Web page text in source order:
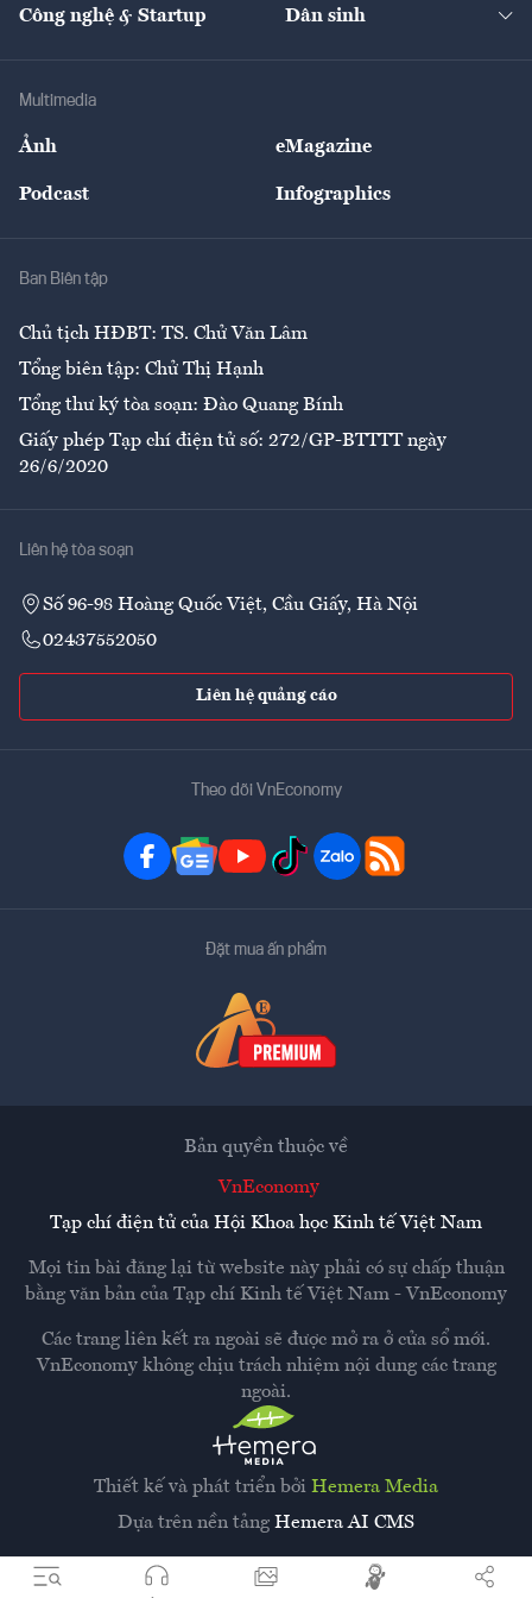
Tư vấn Nông sản
Giải trí
Công nghệ & Startup Dân sinh
Multimedia
Ảnh eMagazine
Podcast Infographics
Ban Biên tập
Chủ tịch HĐBT: TS. Chử Văn Lâm
Tổng biên tập: Chử Thị Hạnh
Tổng thư ký tòa soạn: Đào Quang Bính
Giấy phép Tạp chí điện tử số: 272/GP-BTTTT ngày
26/6/2020
Liên hệ tòa soạn
Số 96-98 Hoàng Quốc Việt, Cầu Giấy, Hà Nội
02437552050
Liên hệ quảng cáo
Theo dõi VnEconomy
Đặt mua ấn phẩm
Thiết kế và phát triển bởi Hemera Media
Dựa trên nền tảng Hemera AI CMS
Bản quyền thuộc về
VnEconomy
Tạp chí điện tử của Hội Khoa học Kinh tế Việt Nam
Mọi tin bài đăng lại từ website này phải có sự chấp thuận
bằng văn bản của Tạp chí Kinh tế Việt Nam - VnEconomy
Các trang liên kết ra ngoài sẽ được mở ra ở cửa sổ mới.
VnEconomy không chịu trách nhiệm nội dung các trang
ngoài.